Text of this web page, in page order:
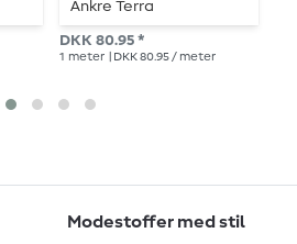
Ankre Terra
DKK 80.95 *
1 meter | DKK 80.95 / meter
Modestoffer med stil